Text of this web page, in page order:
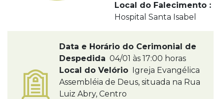
Local do Falecimento :
Hospital Santa Isabel
Data e Horário do Cerimonial de
Despedida 04/01 às 17:00 horas
Local do Velório Igreja Evangélica
Assembléia de Deus, situada na Rua
Luiz Abry, Centro